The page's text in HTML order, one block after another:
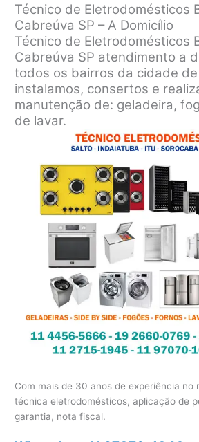
Técnico de Eletrodomésticos
Cabreúva SP – A Domicílio
Técnico de Eletrodomésticos
Cabreúva SP atendimento a
todos os bairros da cidade
instalamos, consertos e
manutenção de: geladeira,
de lavar.
Com mais de 30 anos de experiência no
técnica eletrodomésticos, aplicação de
garantia, nota fiscal.